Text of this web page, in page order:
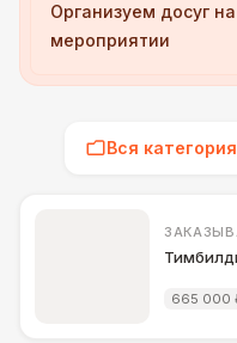
Организуем досуг
мероприятии
Вся
665 000